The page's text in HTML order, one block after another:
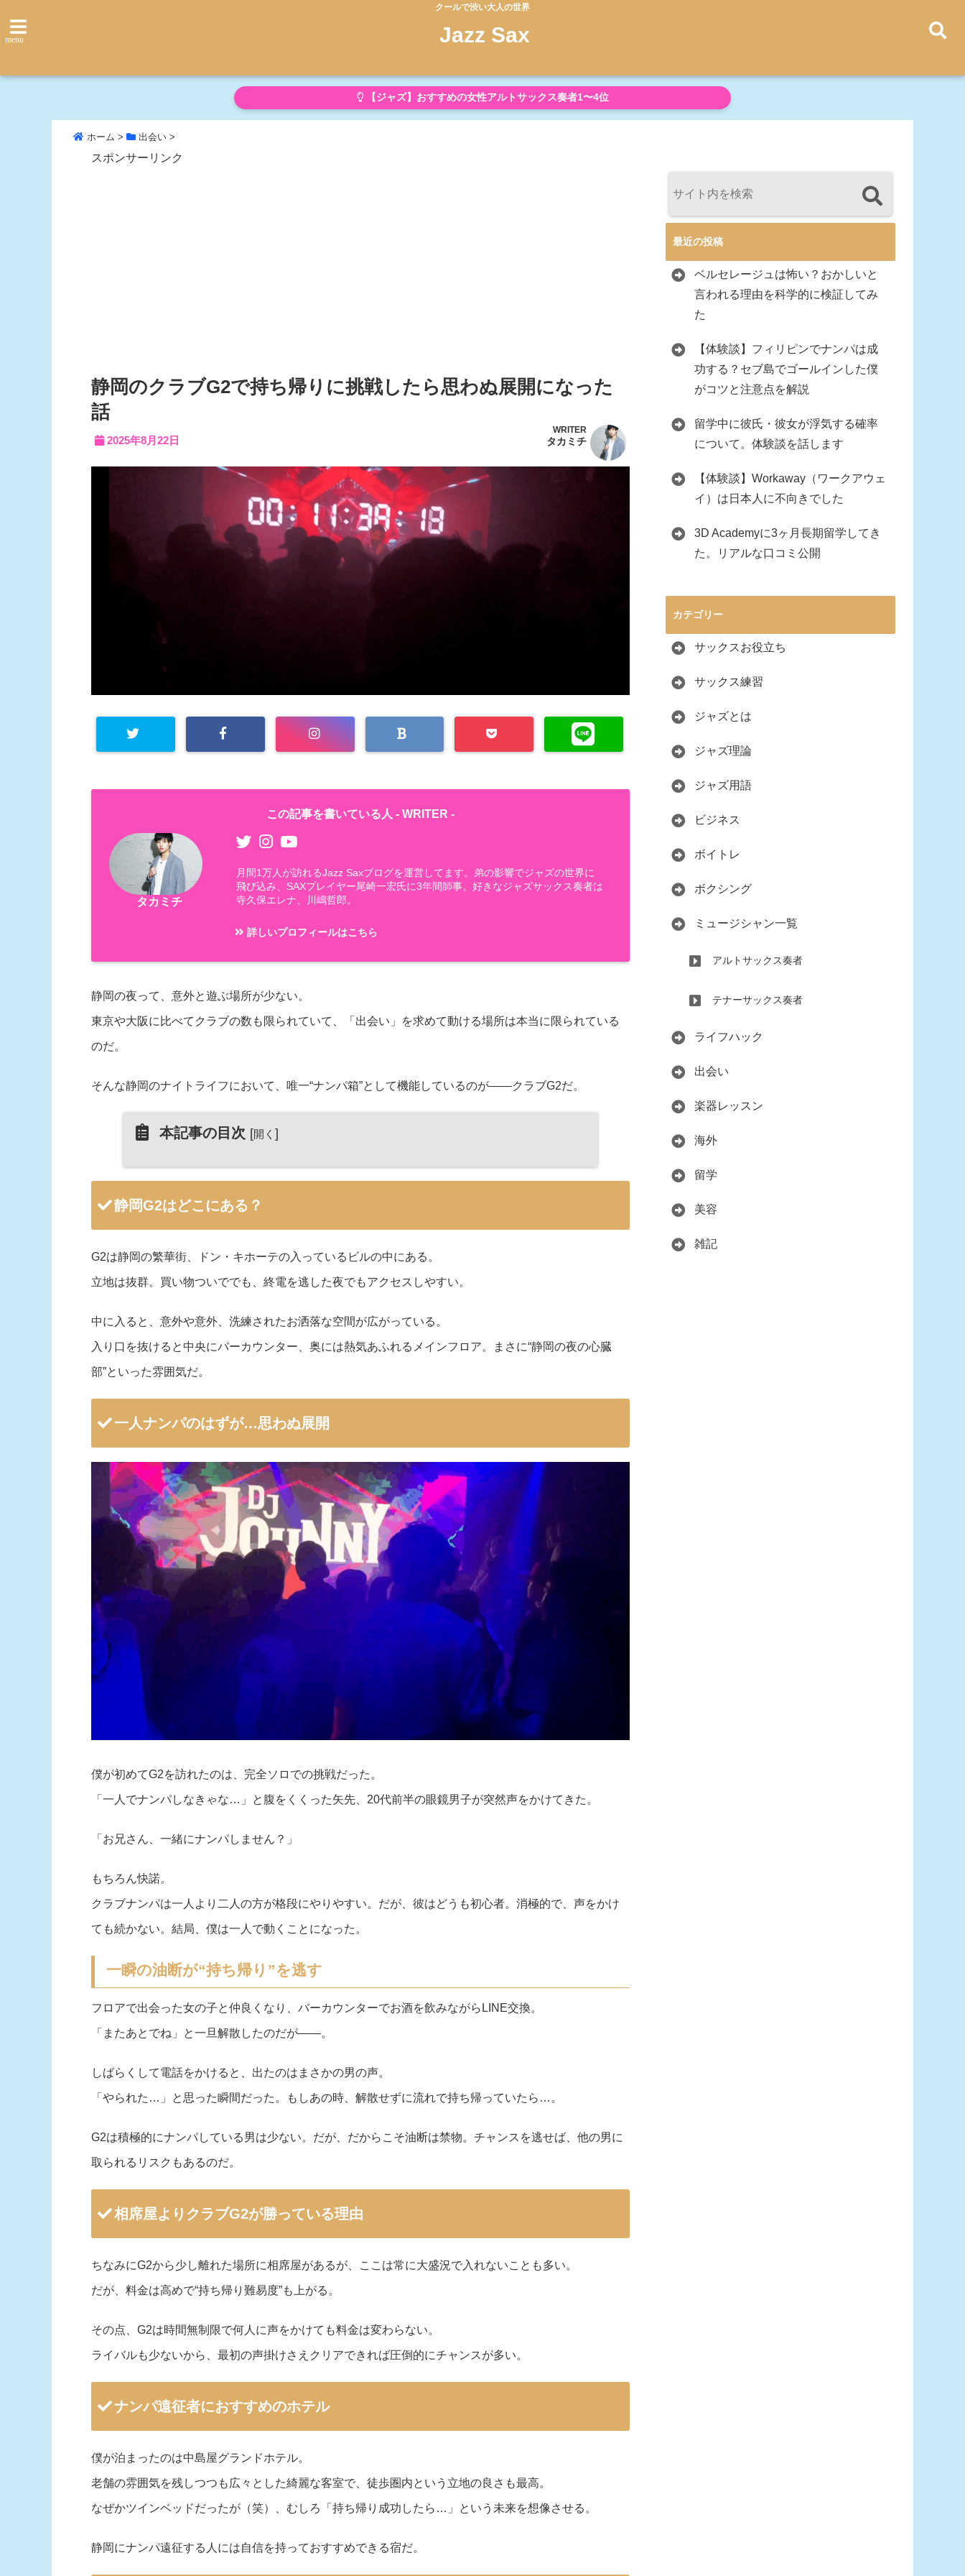
クールで渋い大人の世界
menu Jazz Sax
【ジャズ】おすすめの女性アルトサックス奏者1〜4位
ホーム > 出会い >
スポンサーリンク
静岡のクラブG2で持ち帰りに挑戦したら思わぬ展開になった
話
2025年8月22日
WRITER
タカミチ
この記事を書いている人 - WRITER -
タカミチ
月間1万人が訪れるJazz Saxブログを運営してます。弟の影響でジャズの世界に
飛び込み、SAXプレイヤー尾崎一宏氏に3年間師事。好きなジャズサックス奏者は
寺久保エレナ、川嶋哲郎。
詳しいプロフィールはこちら
静岡の夜って、意外と遊ぶ場所が少ない。
東京や大阪に比べてクラブの数も限られていて、「出会い」を求めて動ける場所は本当に限られている
のだ。
そんな静岡のナイトライフにおいて、唯一“ナンパ箱”として機能しているのが――クラブG2だ。
本記事の目次 [開く ]
静岡G2はどこにある？
G2は静岡の繁華街、ドン・キホーテの入っているビルの中にある。
立地は抜群。買い物ついででも、終電を逃した夜でもアクセスしやすい。
中に入ると、意外や意外、洗練されたお洒落な空間が広がっている。
入り口を抜けると中央にバーカウンター、奥には熱気あふれるメインフロア。まさに“静岡の夜の心臓
部”といった雰囲気だ。
一人ナンパのはずが…思わぬ展開
僕が初めてG2を訪れたのは、完全ソロでの挑戦だった。
「一人でナンパしなきゃな…」と腹をくくった矢先、20代前半の眼鏡男子が突然声をかけてきた。
「お兄さん、一緒にナンパしません？」
もちろん快諾。
クラブナンパは一人より二人の方が格段にやりやすい。だが、彼はどうも初心者。消極的で、声をかけ
ても続かない。結局、僕は一人で動くことになった。
一瞬の油断が“持ち帰り”を逃す
フロアで出会った女の子と仲良くなり、バーカウンターでお酒を飲みながらLINE交換。
「またあとでね」と一旦解散したのだが――。
しばらくして電話をかけると、出たのはまさかの男の声。
「やられた…」と思った瞬間だった。もしあの時、解散せずに流れで持ち帰っていたら…。
G2は積極的にナンパしている男は少ない。だが、だからこそ油断は禁物。チャンスを逃せば、他の男に
取られるリスクもあるのだ。
相席屋よりクラブG2が勝っている理由
ちなみにG2から少し離れた場所に相席屋があるが、ここは常に大盛況で入れないことも多い。
だが、料金は高めで“持ち帰り難易度”も上がる。
その点、G2は時間無制限で何人に声をかけても料金は変わらない。
ライバルも少ないから、最初の声掛けさえクリアできれば圧倒的にチャンスが多い。
ナンパ遠征者におすすめのホテル
僕が泊まったのは中島屋グランドホテル。
老舗の雰囲気を残しつつも広々とした綺麗な客室で、徒歩圏内という立地の良さも最高。
なぜかツインベッドだったが（笑）、むしろ「持ち帰り成功したら…」という未来を想像させる。
静岡にナンパ遠征する人には自信を持っておすすめできる宿だ。
最近の投稿
ベルセレージュは怖い？おかしいと
言われる理由を科学的に検証してみ
た
【体験談】フィリピンでナンパは成
功する？セブ島でゴールインした僕
がコツと注意点を解説
留学中に彼氏・彼女が浮気する確率
について。体験談を話します
【体験談】Workaway（ワークアウェ
イ）は日本人に不向きでした
3D Academyに3ヶ月長期留学してき
た。リアルな口コミ公開
カテゴリー
サックスお役立ち
サックス練習
ジャズとは
ジャズ理論
ジャズ用語
ビジネス
ボイトレ
ボクシング
ミュージシャン一覧
アルトサックス奏者
テナーサックス奏者
ライフハック
出会い
楽器レッスン
海外
留学
美容
雑記